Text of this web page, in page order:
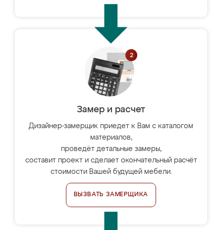
Замер и расчет
Дизайнер-замерщик приедет к Вам с каталогом
материалов,
проведёт детальные замеры,
составит проект и сделает окончательный расчёт
стоимости Вашей будущей мебели.
ВЫЗВАТЬ ЗАМЕРЩИКА